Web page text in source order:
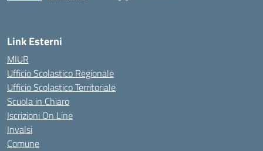
Link Esterni
MIUR
Ufficio Scolastico Regionale
Ufficio Scolastico Territoriale
Scuola in Chiaro
Iscrizioni On Line
Invalsi
Comune